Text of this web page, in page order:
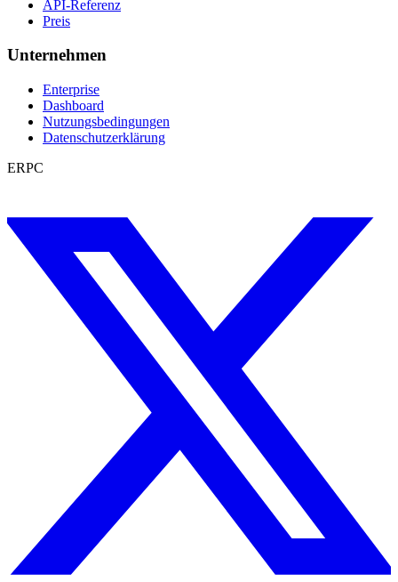
API-Referenz
Preis
Unternehmen
Enterprise
Dashboard
Nutzungsbedingungen
Datenschutzerklärung
ERPC